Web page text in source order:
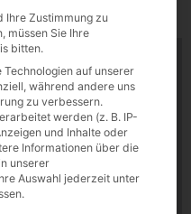
Ihre Zustimmung zu
müssen Sie Ihre
bitten.
auf unserer
während andere uns
zu verbessern.
werden (z. B. IP-
und Inhalte oder
Informationen über die
unserer
Auswahl jederzeit unter